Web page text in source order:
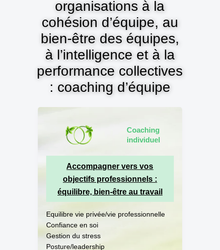
organisations à la
cohésion d’équipe, au
bien-être des équipes,
à l’intelligence et à la
performance collectives
: coaching d’équipe
Coaching
individuel
Accompagner vers vos
objectifs professionnels :
équilibre, bien-être au travail
Equilibre vie privée/vie professionnelle
Confiance en soi
Gestion du stress
Posture/leadership